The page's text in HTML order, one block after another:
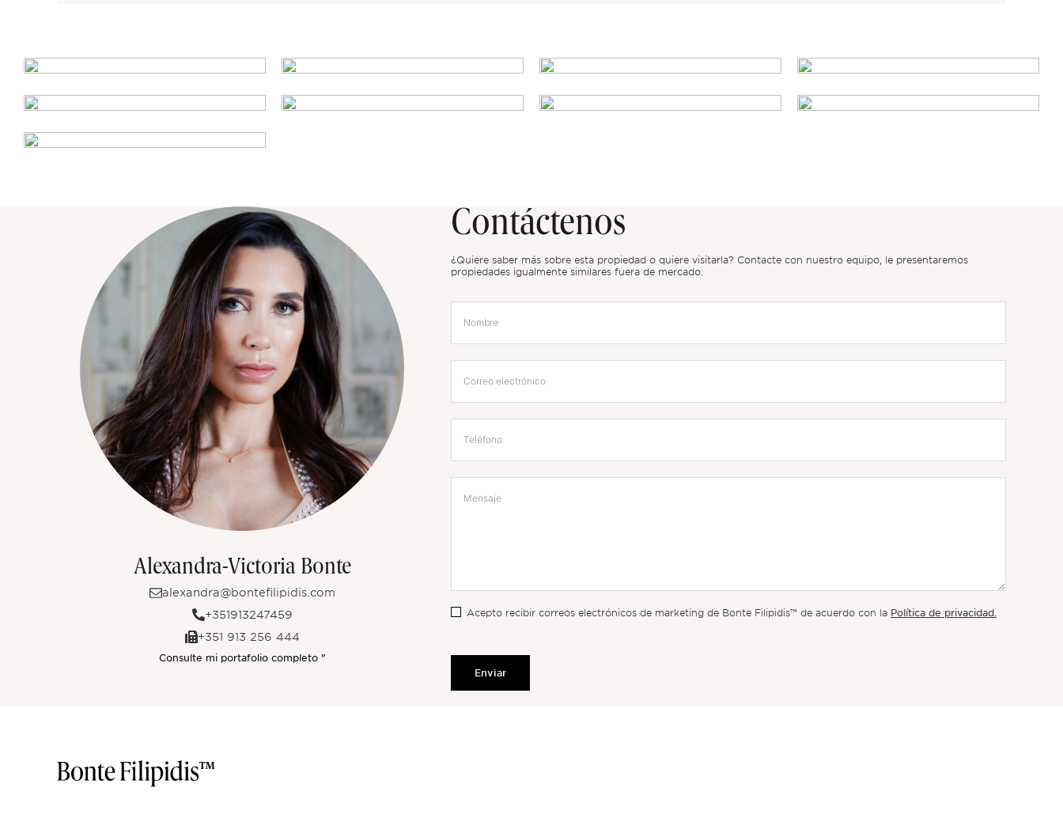
Alexandra-Victoria Bonte
alexandra@bontefilipidis.com
+351913247459
+351 913 256 444
Consulte mi portafolio completo "
Contáctenos
¿Quiere saber más sobre esta propiedad o quiere visitarla? Contacte con nuestro equipo, le presentaremos
propiedades igualmente similares fuera de mercado.
Acepto recibir correos electrónicos de marketing de Bonte Filipidis™ de acuerdo con la Política de privacidad.
Enviar